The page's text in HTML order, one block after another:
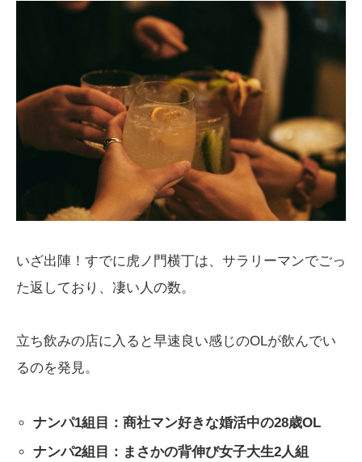
いざ出陣！すでに虎ノ門横丁は、サラリーマンでごっ
た返しており、凄い人の数。
立ち飲みの店に入ると早速良い感じのOLが飲んでい
るのを発見。
ナンパ1組目：商社マン好きな婚活中の28歳OL
ナンパ2組目：まさかの背伸び女子大生2人組